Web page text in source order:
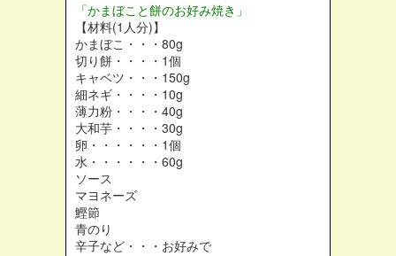
「かまぼこと餅のお好み焼き」
【材料(1人分)】
かまぼこ・・・80g
切り餅・・・・1個
キャベツ・・・150g
細ネギ・・・・10g
薄力粉・・・・40g
大和芋・・・・30g
卵・・・・・・1個
水・・・・・・60g
ソース
マヨネーズ
鰹節
青のり
辛子など・・・お好みで